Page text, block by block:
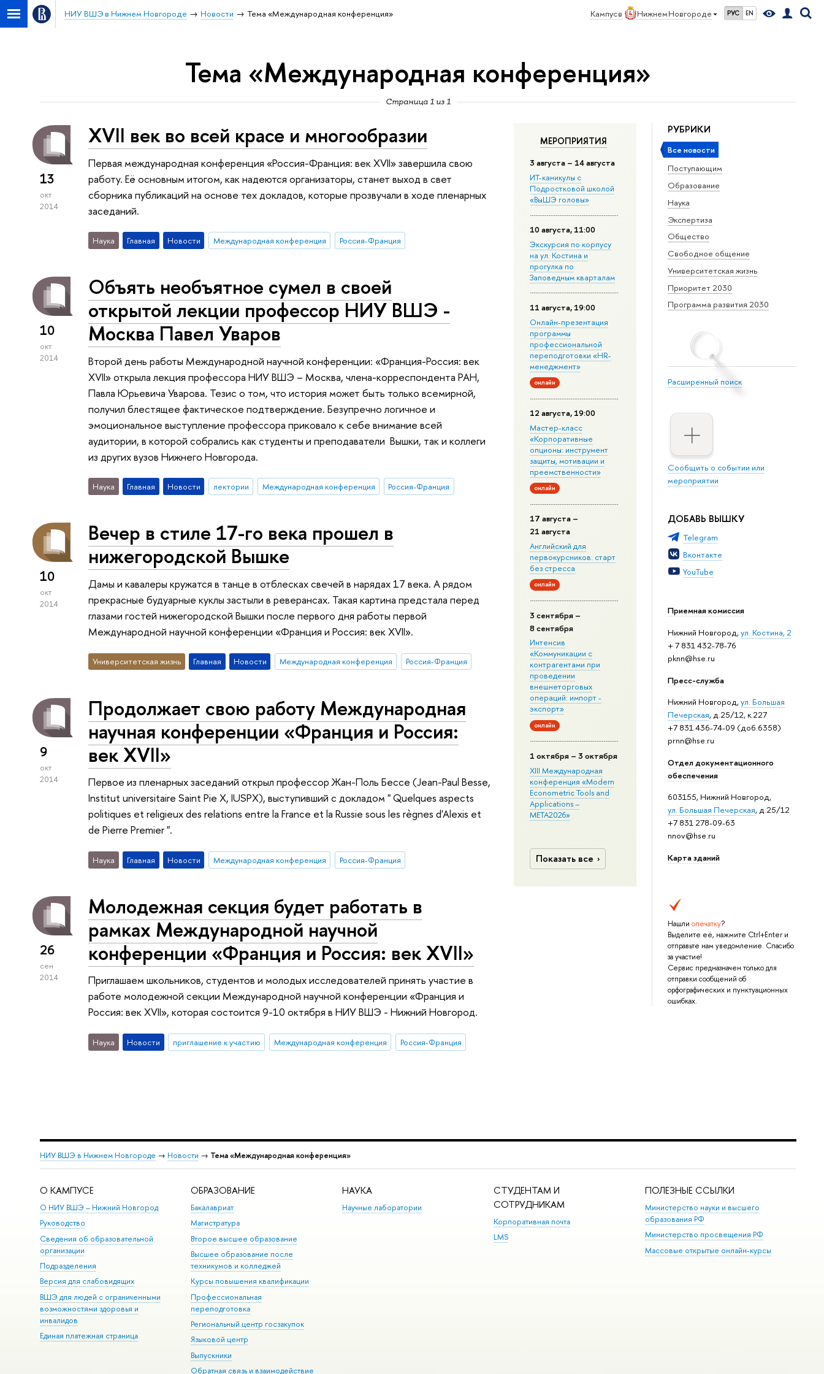
Кампус в Нижнем Новгороде РУС EN
НИУ ВШЭ в Нижнем Новгороде Новости Тема «Международная конференция»
Тема «Международная конференция»
Страница 1 из 1
РУБРИКИ
Все новости
Поступающим
Образование
Наука
Экспертиза
Общество
Свободное общение
Университетская жизнь
Приоритет 2030
Программа развития 2030
Расширенный поиск
Сообщить о событии или
мероприятии
ДОБАВЬ ВЫШКУ
Telegram
Вконтакте
YouTube
Приемная комиссия
Нижний Новгород,ул. Костина, 2
+ 7 831 432-78-76
pknn@hse.ru
Пресс-служба
Нижний Новгород,ул. Большая
Печерская, д.25/12, к.227
+7 831 436-74-09 (доб.6358)
prnn@hse.ru
Отдел документационного
обеспечения
603155, Нижний Новгород,
ул. Большая Печерская, д.25/12
+7 831 278-09-63
nnov@hse.ru
Карта зданий
Нашли опечатку?
Выделите её, нажмите Ctrl+Enter и
отправьте нам уведомление. Спасибо
за участие!
Сервис предназначен только для
отправки сообщений об
орфографических и пунктуационных
ошибках.
МЕРОПРИЯТИЯ
3 августа – 14 августа
ИТ-каникулы с
Подростковой школой
«ВыШЭ головы»
10 августа, 11:00
Экскурсия по корпусу
на ул. Костина и
прогулка по
Заповедным кварталам
11 августа, 19:00
Онлайн-презентация
программы
профессиональной
переподготовки «HR-
менеджмент»
онлайн
12 августа, 19:00
Мастер-класс
«Корпоративные
опционы: инструмент
защиты, мотивации и
преемственности»
онлайн
17 августа –
21 августа
Английский для
первокурсников: старт
без стресса
онлайн
3 сентября –
8 сентября
Интенсив
«Коммуникации с
контрагентами при
проведении
внешнеторговых
операций: импорт -
экспорт»
онлайн
1 октября – 3 октября
XIII Международная
конференция «Modern
Econometric Tools and
Applications –
META2026»
Показать все
13
окт
2014
XVII век во всей красе и многообразии
Первая международная конференция «Россия-Франция: век XVII» завершила свою
работу. Её основным итогом, как надеются организаторы, станет выход в свет
сборника публикаций на основе тех докладов, которые прозвучали в ходе пленарных
заседаний.
Наука Главная Новости Международная конференция Россия-Франция
10
окт
2014
Объять необъятное сумел в своей
открытой лекции профессор НИУ ВШЭ -
Москва Павел Уваров
Второй день работы Международной научной конференции: «Франция-Россия: век
XVII» открыла лекция профессора НИУ ВШЭ – Москва, члена-корреспондента РАН,
Павла Юрьевича Уварова. Тезис о том, что история может быть только всемирной,
получил блестящее фактическое подтверждение. Безупречно логичное и
эмоциональное выступление профессора приковало к себе внимание всей
аудитории, в которой собрались как студенты и преподаватели Вышки, так и коллеги
из других вузов Нижнего Новгорода.
Наука Главная Новости лектории Международная конференция Россия-Франция
10
окт
2014
Вечер в стиле 17-го века прошел в
нижегородской Вышке
Дамы и кавалеры кружатся в танце в отблесках свечей в нарядах 17 века. А рядом
прекрасные будуарные куклы застыли в реверансах. Такая картина предстала перед
глазами гостей нижегородской Вышки после первого дня работы первой
Международной научной конференции «Франция и Россия: век XVII».
Университетская жизнь Главная Новости Международная конференция Россия-Франция
9
окт
2014
Продолжает свою работу Международная
научная конференции «Франция и Россия:
век XVII»
Первое из пленарных заседаний открыл профессор Жан-Поль Бессе (Jean-Paul Besse,
Institut universitaire Saint Pie X, IUSPX), выступивший с докладом " Quelques aspects
politiques et religieux des relations entre la France et la Russie sous les règnes d'Alexis et
de Pierre Premier ".
Наука Главная Новости Международная конференция Россия-Франция
26
сен
2014
Молодежная секция будет работать в
рамках Международной научной
конференции «Франция и Россия: век XVII»
Приглашаем школьников, студентов и молодых исследователей принять участие в
работе молодежной секции Международной научной конференции «Франция и
Россия: век XVII», которая состоится 9-10 октября в НИУ ВШЭ - Нижний Новгород.
Наука Новости приглашение к участию Международная конференция Россия-Франция
НИУ ВШЭ в Нижнем Новгороде → Новости → Тема «Международная конференция»
О КАМПУСЕ
О НИУ ВШЭ – Нижний Новгород
Руководство
Сведения об образовательной
организации
Подразделения
Версия для слабовидящих
ВШЭ для людей с ограниченными
возможностями здоровья и
инвалидов
Единая платежная страница
ОБРАЗОВАНИЕ
Бакалавриат
Магистратура
Второе высшее образование
Высшее образование после
техникумов и колледжей
Курсы повышения квалификации
Профессиональная
переподготовка
Региональный центр госзакупок
Языковой центр
Выпускники
Обратная связь и взаимодействие
НАУКА
Научные лаборатории
СТУДЕНТАМ И
СОТРУДНИКАМ
Корпоративная почта
LMS
ПОЛЕЗНЫЕ ССЫЛКИ
Министерство науки и высшего
образования РФ
Министерство просвещения РФ
Массовые открытые онлайн-курсы